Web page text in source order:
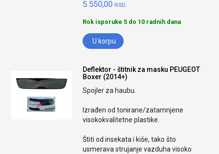
5.550,00 RSD.
Rok isporuke 5 do 10 radnih dana
U korpu
Deflektor - štitnik za masku PEUGEOT
Boxer (2014+)
Spojler za haubu.
Izrađen od tonirane/zatamnjene
visokokvalitetne plastike.
Štiti od insekata i kiše, tako što
usmerava strujanje vazduha visoko